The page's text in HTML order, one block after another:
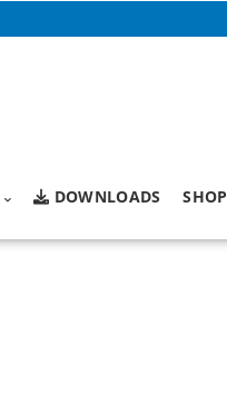
DOWNLOADS SHOP